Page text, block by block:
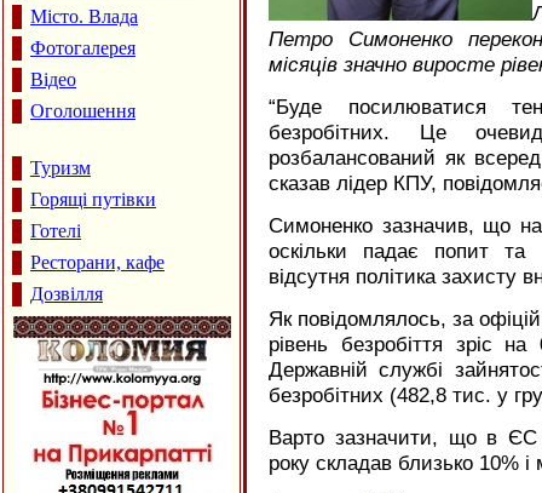
Місто. Влада
Фотогалерея
Відео
Оголошення
Туризм
Горящі путівки
Готелі
Ресторани, кафе
Дозвілля
Петро Симоненко
місяців значно виросте
“Буде посилюватися
безробітних. Це
розбалансований як
сказав лідер КПУ,
Симоненко зазначив, що
оскільки падає попит та
відсутня політика захисту
Як повідомлялось, за
рівень безробіття зріс
Державній службі
безробітних (482,8 тис. у
Варто зазначити, що в ЄС
року складав близько 10%